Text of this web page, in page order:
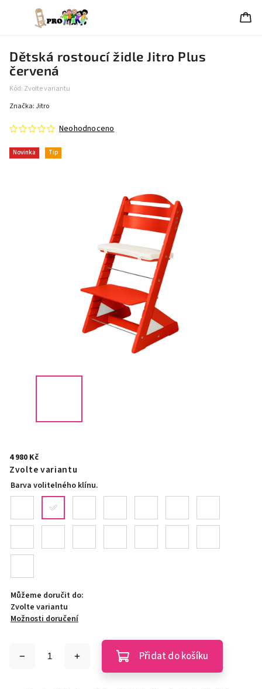
Dětská rostoucí židle Jitro Plus
červená
Kód: Zvolte variantu
Novinka Tip
Neohodnoceno
Značka:Jitro
4 980 Kč
Zvolte variantu
Barva volitelného klínu.
Můžeme doručit do:
Zvolte variantu
Možnosti doručení
Přidat do košíku